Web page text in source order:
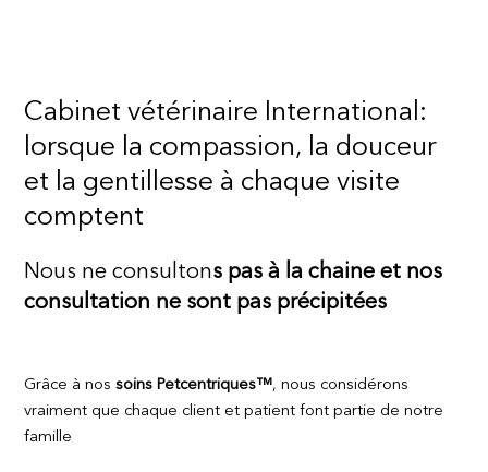
Cabinet vétérinaire International:
lorsque la compassion, la douceur
et la gentillesse à chaque visite
comptent
Nous ne consultons pas à la chaine et nos
consultation ne sont pas précipitées
Grâce à nossoins Petcentriques™, nous considérons
vraiment que chaque client et patient font partie de notre
famille